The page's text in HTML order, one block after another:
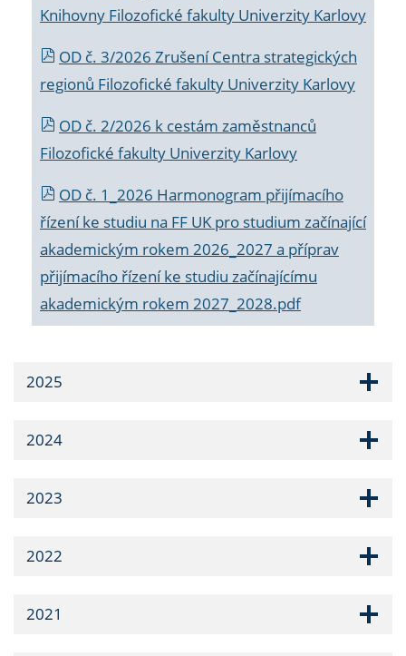
Knihovny Filozofické fakulty Univerzity Karlovy
OD č. 3/2026 Zrušení Centra strategických
regionů Filozofické fakulty Univerzity Karlovy
OD č. 2/2026 k cestám zaměstnanců
Filozofické fakulty Univerzity Karlovy
OD č. 1_2026 Harmonogram přijímacího
řízení ke studiu na FF UK pro studium začínající
akademickým rokem 2026_2027 a příprav
přijímacího řízení ke studiu začínajícímu
akademickým rokem 2027_2028.pdf
2025
2024
2023
2022
2021